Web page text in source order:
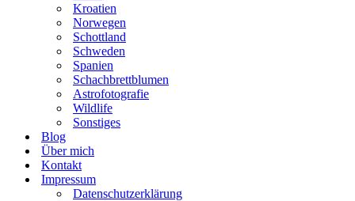
Kroatien
Norwegen
Schottland
Schweden
Spanien
Schachbrettblumen
Astrofotografie
Wildlife
Sonstiges
Blog
Über mich
Kontakt
Impressum
Datenschutzerklärung